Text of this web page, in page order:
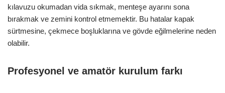
kılavuzu okumadan vida sıkmak, menteşe ayarını sona
bırakmak ve zemini kontrol etmemektir. Bu hatalar kapak
sürtmesine, çekmece boşluklarına ve gövde eğilmelerine neden
olabilir.
Profesyonel ve amatör kurulum farkı